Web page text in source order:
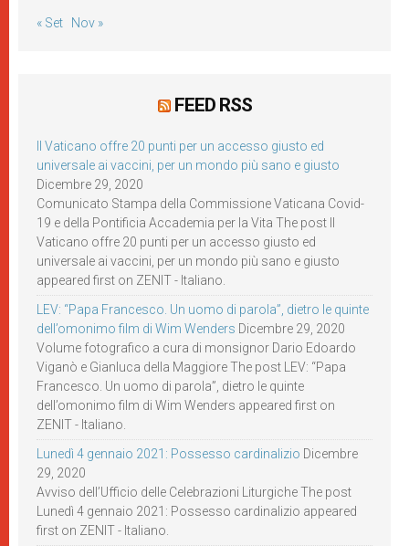
« Set Nov »
FEED RSS
Il Vaticano offre 20 punti per un accesso giusto ed
universale ai vaccini, per un mondo più sano e giusto
Dicembre 29, 2020
Comunicato Stampa della Commissione Vaticana Covid-
19 e della Pontificia Accademia per la Vita The post Il
Vaticano offre 20 punti per un accesso giusto ed
universale ai vaccini, per un mondo più sano e giusto
appeared first on ZENIT - Italiano.
LEV: “Papa Francesco. Un uomo di parola”, dietro le quinte
dell’omonimo film di Wim Wenders Dicembre 29, 2020
Volume fotografico a cura di monsignor Dario Edoardo
Viganò e Gianluca della Maggiore The post LEV: “Papa
Francesco. Un uomo di parola”, dietro le quinte
dell’omonimo film di Wim Wenders appeared first on
ZENIT - Italiano.
Lunedì 4 gennaio 2021: Possesso cardinalizio Dicembre
29, 2020
Avviso dell’Ufficio delle Celebrazioni Liturgiche The post
Lunedì 4 gennaio 2021: Possesso cardinalizio appeared
first on ZENIT - Italiano.